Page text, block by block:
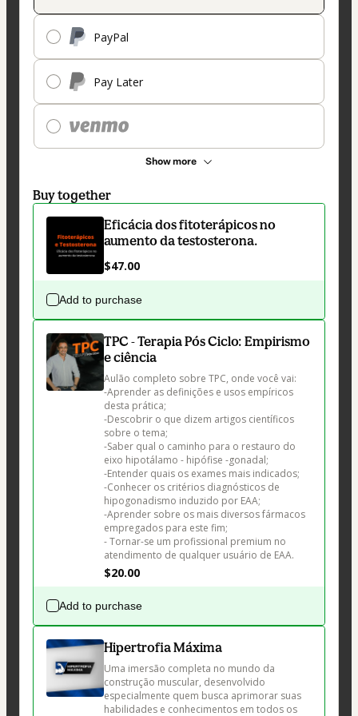
PayPal
Pay Later
Show more
Buy together
Eficácia dos fitoterápicos no
aumento da testosterona.
$47.00
Add to purchase
TPC - Terapia Pós Ciclo: Empirismo
e ciência
Aulão completo sobre TPC, onde você vai:
-Aprender as definições e usos empíricos
desta prática;
-Descobrir o que dizem artigos científicos
sobre o tema;
-Saber qual o caminho para o restauro do
eixo hipotálamo - hipófise -gonadal;
-Entender quais os exames mais indicados;
-Conhecer os critérios diagnósticos de
hipogonadismo induzido por EAA;
-Aprender sobre os mais diversos fármacos
empregados para este fim;
- Tornar-se um profissional premium no
$20.00
Add to purchase
Hipertrofia Máxima
Uma imersão completa no mundo da
construção muscular, desenvolvido
especialmente quem busca aprimorar suas
habilidades e conhecimentos em todos os